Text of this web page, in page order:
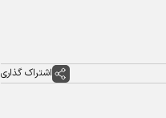
اشتراک گذاری